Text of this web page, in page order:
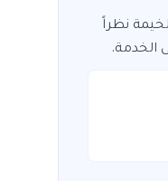
نظراً
الخدمة.